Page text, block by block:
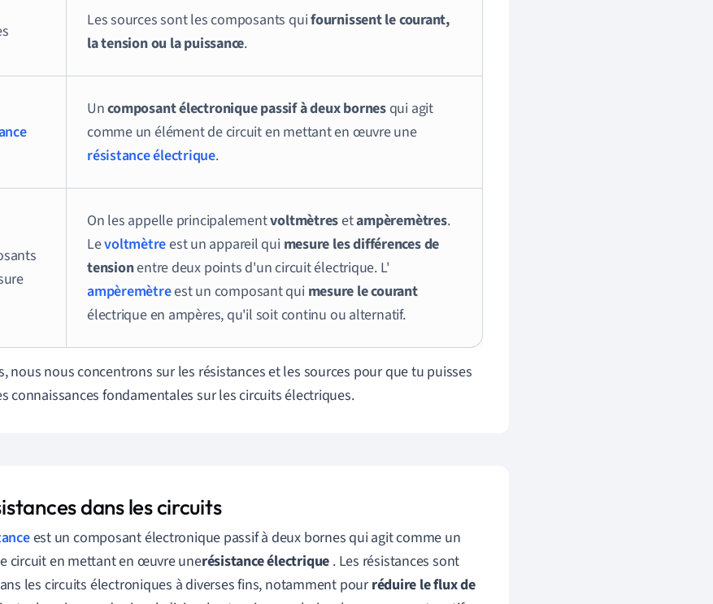
Les sources sont les composants quifournissent le courant,
la tension ou la puissance.
Uncomposant électronique passif à deux bornesqui agit
comme un élément de circuit en mettant en œuvre une
résistance électrique.
On les appelle principalementvoltmètresetampèremètres.
Levoltmètreest un appareil qui mesure lesdifférences de
tensionentre deux points d'un circuit électrique. L'
ampèremètreest un composant qui mesure le courant
électrique en ampères, qu'il soit continu ou alternatif.
nous nous concentrons sur les résistances et les sources pour que tu puisses
connaissances fondamentales sur les circuits électriques.
dans les circuits
est un composant électronique passif à deux bornes qui agit comme un
circuit en mettant en œuvre unerésistanceélectrique . Les résistances sont
les circuits électroniques à diverses fins, notamment pourréduire le flux de